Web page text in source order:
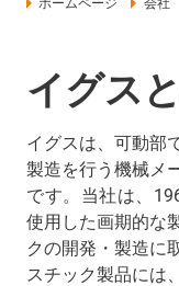
ホームページ 会社
イグス
イグスは、可動部
製造を行う機械メ
です。当社は、
使用した画期的な
クの開発・製造に
スチック製品には